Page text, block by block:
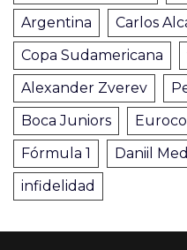
Argentina
Carlos
Copa Sudamericana
Alexander Zverev
Boca Juniors
Fórmula 1
Daniil
infidelidad